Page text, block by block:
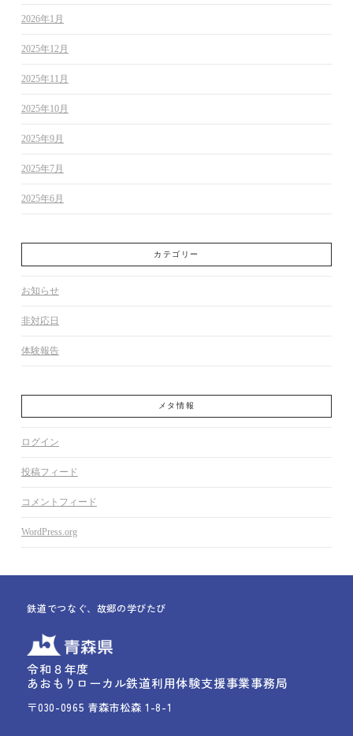
2026年1月
2025年12月
2025年11月
2025年10月
2025年9月
2025年7月
2025年6月
カテゴリー
お知らせ
非対応日
体験報告
メタ情報
ログイン
投稿フィード
コメントフィード
WordPress.org
鉄道でつなぐ、故郷の学びたび
令和８年度
あおもりローカル鉄道利用体験支援事業事務局
〒030-0965 青森市松森 1-8-1